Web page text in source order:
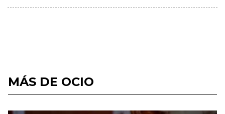
MÁS DE OCIO